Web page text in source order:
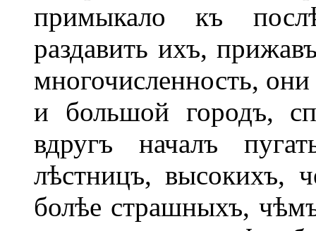
примыкало къ
раздавить ихъ,
многочисленность,
и большой городъ,
вдругъ началъ
лѣстницъ, высокихъ,
болѣе страшныхъ,